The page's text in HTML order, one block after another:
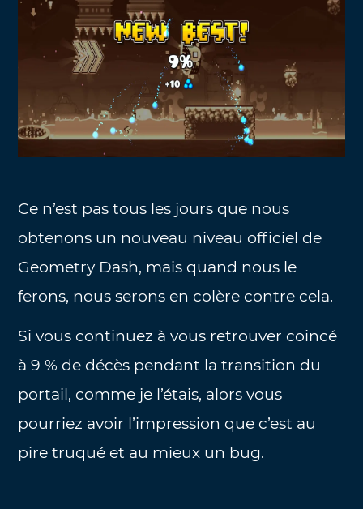
Ce n’est pas tous les jours que nous
obtenons un nouveau niveau officiel de
Geometry Dash, mais quand nous le
ferons, nous serons en colère contre cela.
Si vous continuez à vous retrouver coincé
à 9 % de décès pendant la transition du
portail, comme je l’étais, alors vous
pourriez avoir l’impression que c’est au
pire truqué et au mieux un bug.